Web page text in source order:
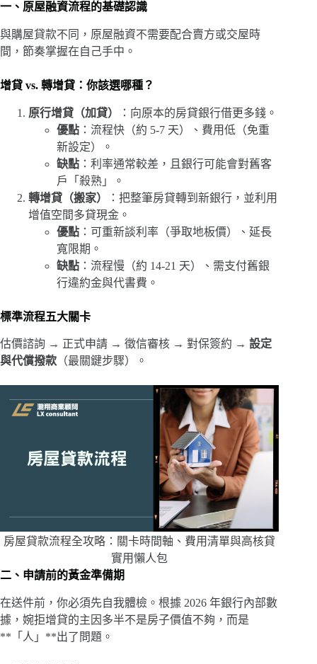
一、原屋融資流程的基礎認識
與購屋貸款不同，原屋融資不需要配合賣方或交屋時
間，節奏掌握在自己手中。
增貸 vs. 轉增貸：你該選哪種？
原行增貸（加貸）
：向原本的房貸銀行借更多錢。
優點 ：流程快（約 5-7 天）、費用低（免重
新設定）。
缺點 ：利率通常較差，且銀行可能會對舊客
戶「殺熟」。
轉增貸（搬家）
：把整筆房貸轉到新銀行，並利用
增值空間多貸現金。
優點 ：可重新談利率（爭取地板價）、延長
寬限期。
缺點 ：流程慢（約 14-21 天）、需支付舊銀
行違約金與代書費。
標準流程五大關卡
估價諮詢 → 正式申請 → 徵信審核 → 對保簽約 → 設定
與代償撥款 （最關鍵步驟）。
房屋貸款流程全攻略：關卡時間軸、費用清單與高核貸
實用懶人包
二、申請前的黃金準備期
在送件前，你必須先自我體檢。根據 2026 年銀行內部數
據，婉拒增貸的主因多半不是房子價值不夠，而是
**「人」**出了問題。